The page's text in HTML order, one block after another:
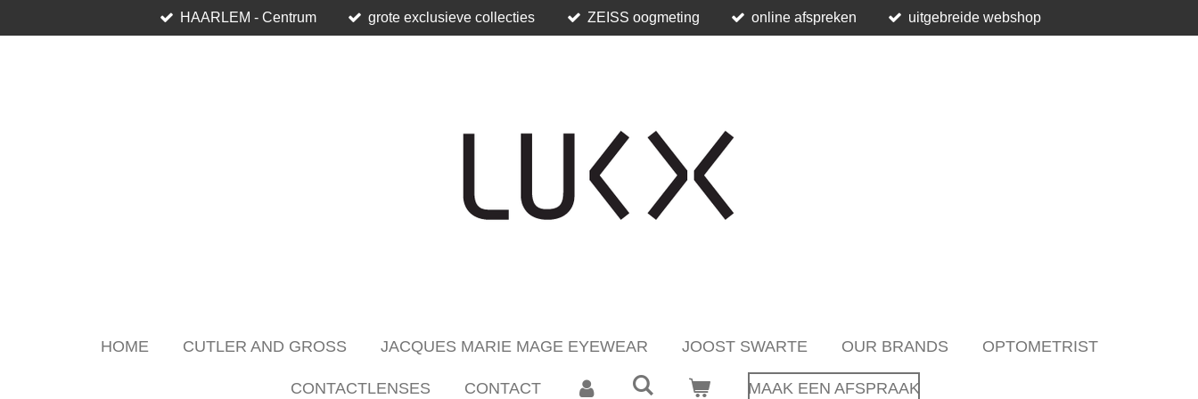
to
HAARLEM - Centrum grote exclusieve collecties ZEISS oogmeting online afspreken uitgebreide webshop
HOME CUTLER AND GROSS JACQUES MARIE MAGE EYEWEAR JOOST SWARTE OUR BRANDS OPTOMETRIST
CONTACTLENSES CONTACT MAAK EEN AFSPRAAK